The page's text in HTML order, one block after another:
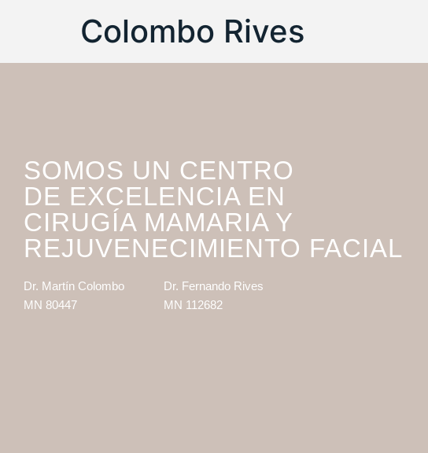
Colombo Rives
SOMOS UN CENTRO
DE EXCELENCIA EN
CIRUGÍA MAMARIA Y
REJUVENECIMIENTO FACIAL
Dr. Martín Colombo
MN 80447
Dr. Fernando Rives
MN 112682